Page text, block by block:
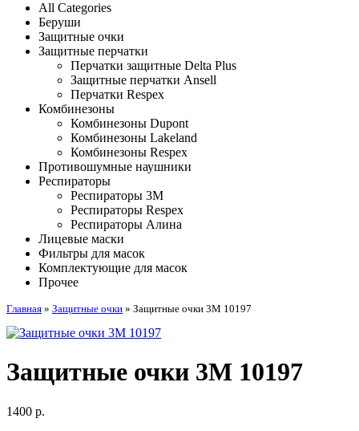
All Categories
Беруши
Защитные очки
Защитные перчатки
Перчатки защитные Delta Plus
Защитные перчатки Ansell
Перчатки Respex
Комбинезоны
Комбинезоны Dupont
Комбинезоны Lakeland
Комбинезоны Respex
Противошумные наушники
Респираторы
Респираторы 3M
Респираторы Respex
Респираторы Алина
Лицевые маски
Фильтры для масок
Комплектующие для масок
Прочее
Главная » Защитные очки » Защитные очки 3M 10197
Защитные очки 3M 10197
1400 р.